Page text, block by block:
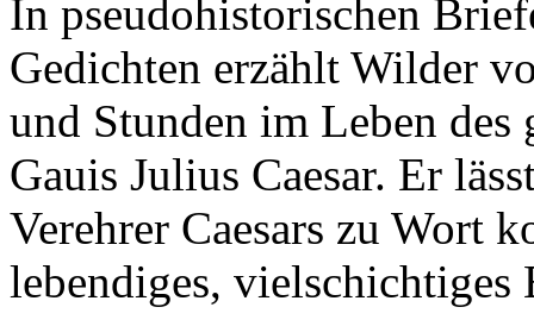
In pseudohistorischen
Gedichten erzählt Wilder
und Stunden im Leben
Gauis Julius Caesar. Er
Verehrer Caesars zu Wort
lebendiges,